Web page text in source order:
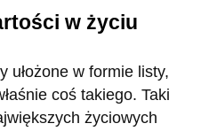
w życiu
ułożone w formie listy,
coś takiego. Taki
życiowych